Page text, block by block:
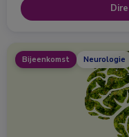
Bijeenkomst Neurologie